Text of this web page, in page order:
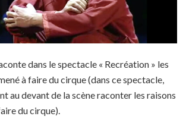
dans le spectacle « Recréation » les
à faire du cirque (dans ce spectacle,
au devant de la scène raconter les raisons
du cirque).